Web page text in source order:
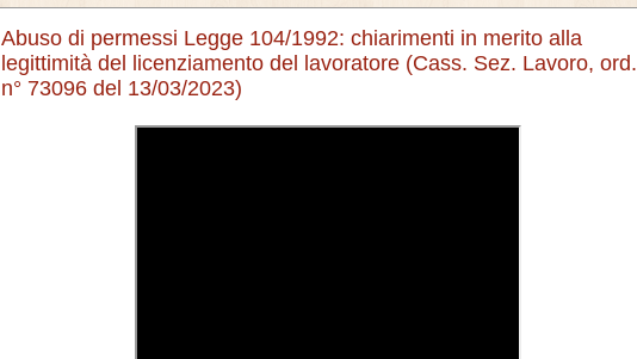
Abuso di permessi Legge 104/1992: chiarimenti in merito alla
legittimità del licenziamento del lavoratore (Cass. Sez. Lavoro, ord.
n° 73096 del 13/03/2023)